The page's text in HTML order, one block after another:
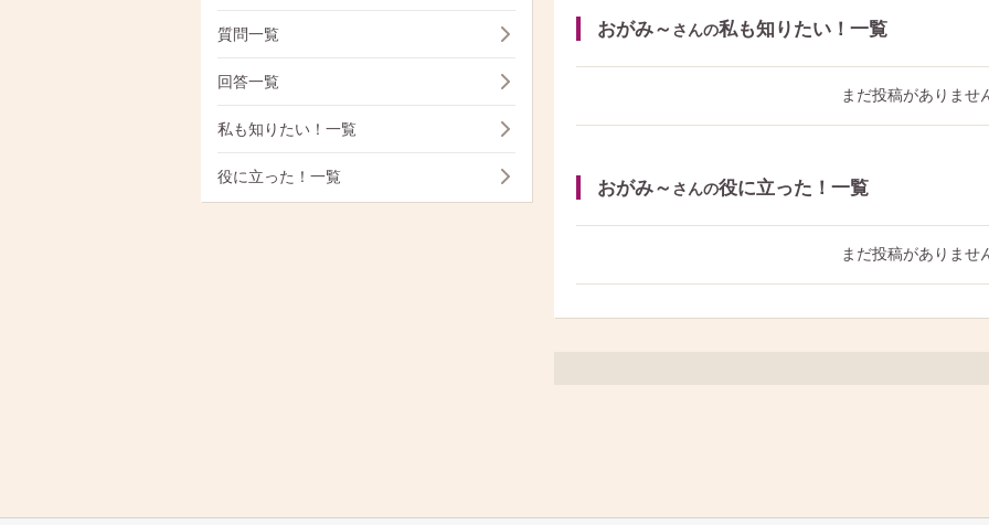
おがみ～ さんの私も知りたい！一覧
まだ投稿がありませ
おがみ～ さんの役に立った！一覧
まだ投稿がありませ
質問一覧
回答一覧
私も知りたい！一覧
役に立った！一覧